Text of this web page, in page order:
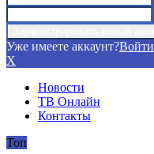
Уже имеете аккаунт?Войти
X
Новости
ТВ Онлайн
Контакты
Топ